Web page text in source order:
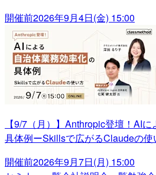
開催前2026年9月4日(金) 15:00
【9/7（月）】Anthropic登壇！AI
具体例ーSkillsで広がるClaudeの使
開催前2026年9月7日(月) 15:00